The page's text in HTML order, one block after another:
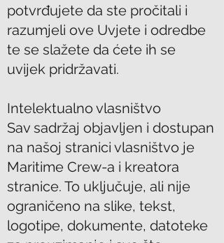
potvrđujete da ste pročitali i
razumjeli ove Uvjete i odredbe
te se slažete da ćete ih se
uvijek pridržavati.
Intelektualno vlasništvo
Sav sadržaj objavljen i dostupan
na našoj stranici vlasništvo je
Maritime Crew-a i kreatora
stranice. To uključuje, ali nije
ograničeno na slike, tekst,
logotipe, dokumente, datoteke